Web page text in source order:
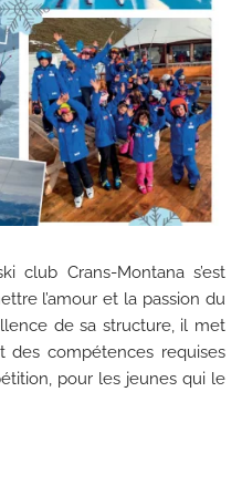
club Crans-Montana s’est
l’amour et la passion du
de sa structure, il met
des compétences requises
pour les jeunes qui le